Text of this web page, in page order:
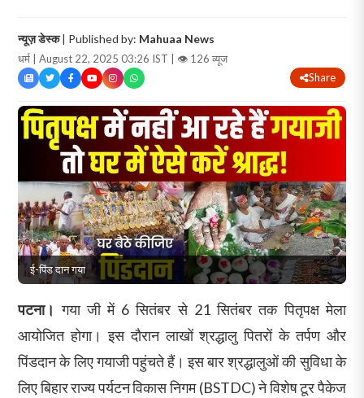
न्यूज़ डेस्क| Published by: Mahuaa News
धर्म | August 22, 2025 03:26 IST | 👁 126 व्यूज
Share
ई-पिंड दान गया
पटना।गया जी में 6 सितंबर से 21 सितंबर तक पितृपक्ष मेला
आयोजित होगा। इस दौरान लाखों श्रद्धालु पितरों के तर्पण और
पिंडदान के लिए गयाजी पहुंचते हैं। इस बार श्रद्धालुओं की सुविधा के
लिए बिहार राज्य पर्यटन विकास निगम (BSTDC) ने विशेष टूर पैकेज